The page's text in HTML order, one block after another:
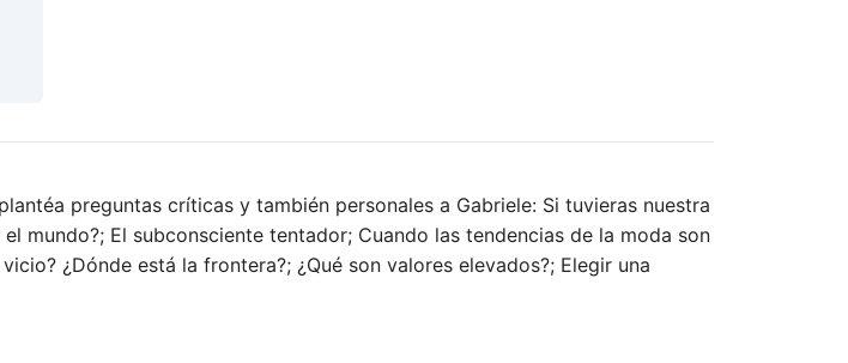
preguntas críticas y también personales a Gabriele: Si tuvieras nuestra
mundo?; El subconsciente tentador; Cuando las tendencias de la moda son
¿Dónde está la frontera?; ¿Qué son valores elevados?; Elegir una